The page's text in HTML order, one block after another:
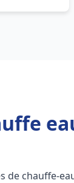
de chauffe-